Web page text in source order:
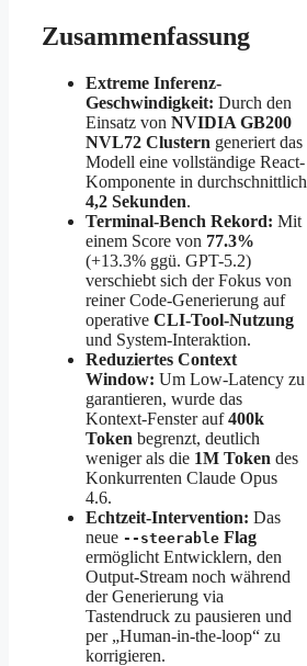
Zusammenfassung
Extreme Inferenz-
Geschwindigkeit: Durch den
Einsatz von NVIDIA GB200
NVL72 Clustern generiert das
Modell eine vollständige React-
Komponente in durchschnittlich
4,2 Sekunden.
Terminal-Bench Rekord: Mit
einem Score von 77.3%
(+13.3% ggü. GPT-5.2)
verschiebt sich der Fokus von
reiner Code-Generierung auf
operative CLI-Tool-Nutzung
und System-Interaktion.
Reduziertes Context
Window: Um Low-Latency zu
garantieren, wurde das
Kontext-Fenster auf400k
Token begrenzt, deutlich
weniger als die 1M Token des
Konkurrenten Claude Opus
4.6.
Echtzeit-Intervention: Das
neue --steerable Flag
ermöglicht Entwicklern, den
Output-Stream noch während
der Generierung via
Tastendruck zu pausieren und
per „Human-in-the-loop“ zu
korrigieren.